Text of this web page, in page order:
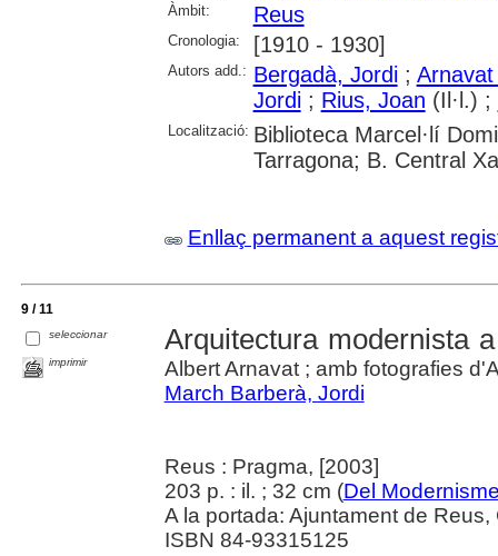
Àmbit:
Reus
Cronologia: [1910 - 1930]
Autors add.: Bergadà, Jordi;
Jordi; Rius, Joan (Il·l.) ;
Localització: Biblioteca Marcel·lí
Tarragona; B. Central
Enllaç permanent a aquest
9 / 11
seleccionar
imprimir
Arquitectura modernista
Albert Arnavat ; amb fotografies
March Barberà, Jordi
Reus : Pragma, [2003]
203 p. : il. ; 32 cm (Del
A la portada: Ajuntament de
ISBN 84-93315125